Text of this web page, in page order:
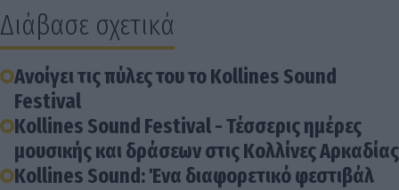
Διάβασε σχετικά
Ανοίγει τις πύλες του το Kollines Sound
Festival
Kollines Sound Festival - Τέσσερις ημέρες
μουσικής και δράσεων στις Κολλίνες Αρκαδίας
Kollines Sound: Ένα διαφορετικό φεστιβάλ